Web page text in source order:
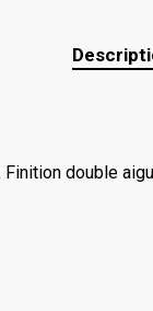
Finition double